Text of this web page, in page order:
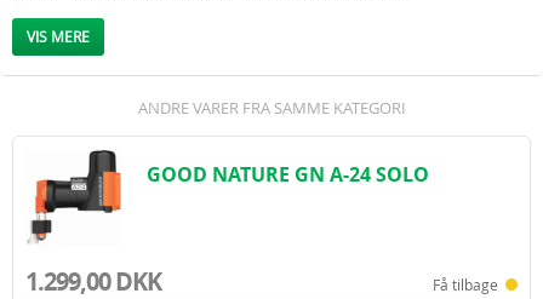
Dimensioner (mm): 45 (H) x 260 (B) x 160 (L)
VIS MERE
ANDRE VARER FRA SAMME KATEGORI
GOOD NATURE GN A-24 SOLO
1.299,00 DKK Få tilbage